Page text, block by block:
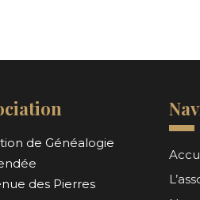
de Généalogie
des Pierres